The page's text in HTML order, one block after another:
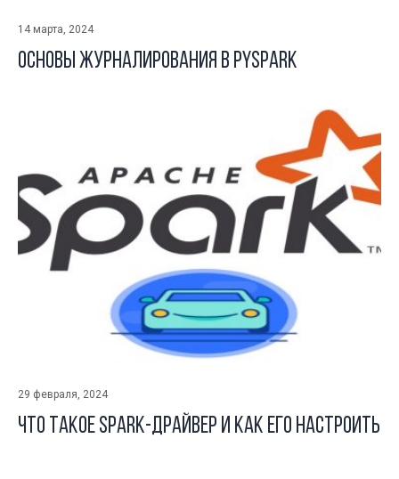
14 марта, 2024
Основы журналирования в Pyspark
29 февраля, 2024
Что такое Spark-драйвер и как его настроить